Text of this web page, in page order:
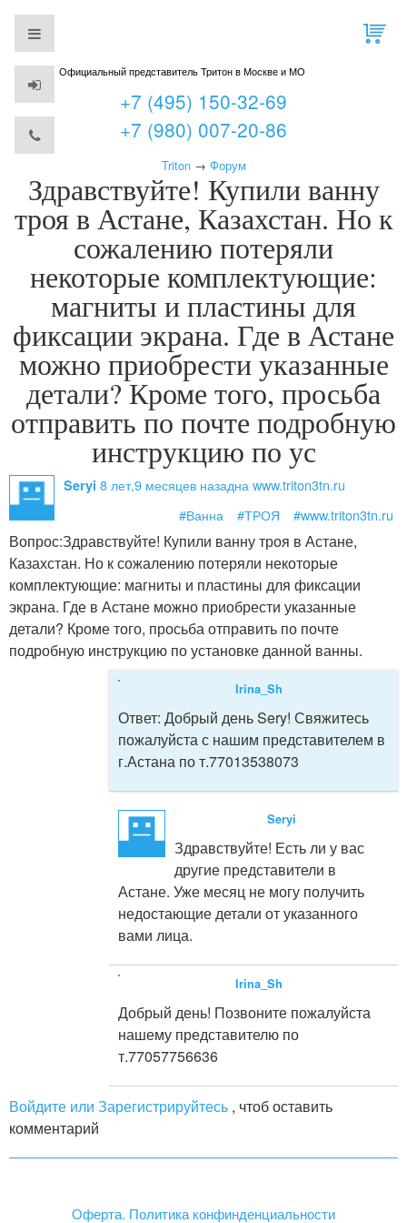
Официальный представитель Тритон в Москве и МО
+7 (495) 150-32-69
+7 (980) 007-20-86
Triton→ Форум
Здравствуйте! Купили ванну
троя в Астане, Казахстан. Но к
сожалению потеряли
некоторые комплектующие:
магниты и пластины для
фиксации экрана. Где в Астане
можно приобрести указанные
детали? Кроме того, просьба
отправить по почте подробную
инструкцию по ус
Seryi 8 лет,9 месяцев назадна www.triton3tn.ru
#Ванна
#ТРОЯ #www.triton3tn.ru
Вопрос:Здравствуйте! Купили ванну троя в Астане,
Казахстан. Но к сожалению потеряли некоторые
комплектующие: магниты и пластины для фиксации
экрана. Где в Астане можно приобрести указанные
детали? Кроме того, просьба отправить по почте
подробную инструкцию по установке данной ванны.
Irina_Sh
Ответ: Добрый день Sery! Свяжитесь
пожалуйста с нашим представителем в
г.Астана по т.77013538073
Seryi
Здравствуйте! Есть ли у вас
другие представители в
Астане. Уже месяц не могу получить
недостающие детали от указанного
вами лица.
Irina_Sh
Добрый день! Позвоните пожалуйста
нашему представителю по
т.77057756636
Войдите или Зарегистрируйтесь , чтоб оставить
комментарий
Оферта. Политика конфинденциальности